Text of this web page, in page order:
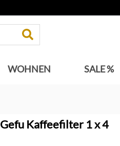
WOHNEN SALE %
Gefu Kaffeefilter 1 x 4